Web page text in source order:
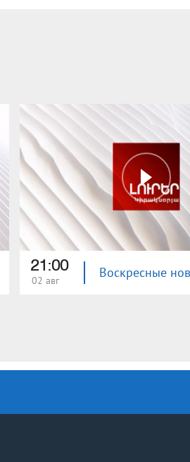
21:00
02 авг Воскресные